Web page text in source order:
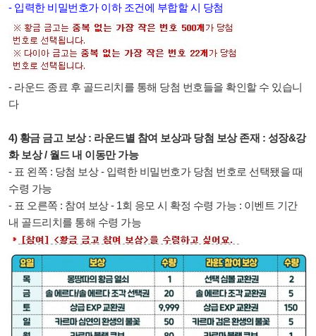
- 입력한 비밀번호가 이하 조건에 부합할 시 당첨
- 라운드 종료 후 골드리치를 통해 당첨 번호들을 확인할 수 있습니
다
4) 황금 금고 보상 : 라운드별 참여 보상과 당첨 보상 존재 : 성장&강
화 보상 / 월드 내 이동만 가능
- 표 왼쪽 : 당첨 보상 - 입력한 비밀번호가 당첨 번호로 선택됐을 때
수령 가능
- 표 오른쪽 : 참여 보상 - 1회 응모 시 확정 수령 가능 : 이벤트 기간
내 골드리치를 통해 수령 가능